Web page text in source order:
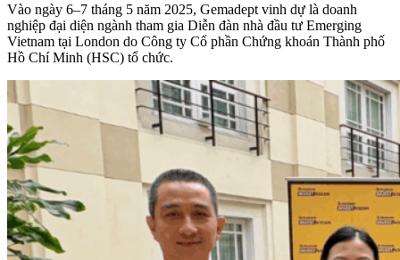
Vào ngày 6–7 tháng 5 năm 2025, Gemadept vinh dự là doanh
nghiệp đại diện ngành tham gia Diễn đàn nhà đầu tư Emerging
Vietnam tại London do Công ty Cổ phần Chứng khoán Thành phố
Hồ Chí Minh (HSC) tổ chức.